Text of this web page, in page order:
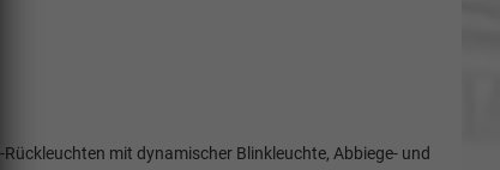
mit dynamischer Blinkleuchte, Abbiege- und